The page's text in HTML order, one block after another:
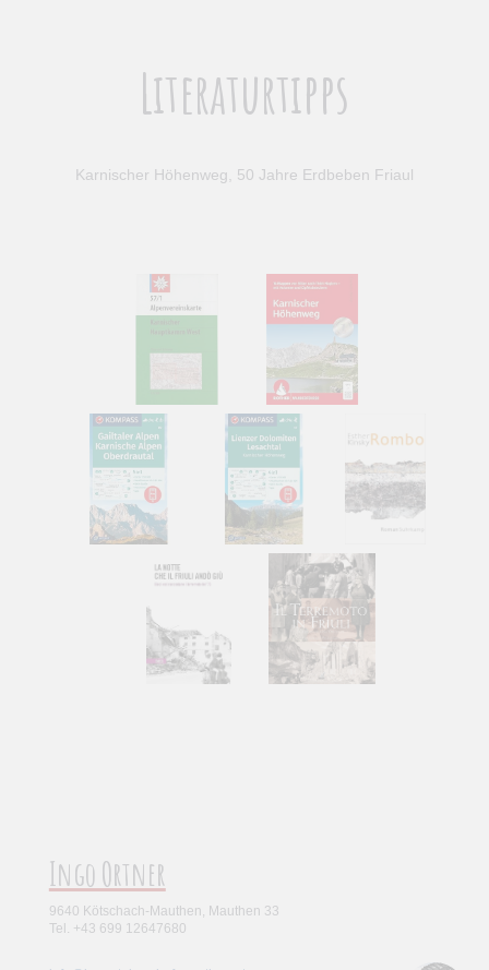
Literaturtipps
Karnischer Höhenweg, 50 Jahre Erdbeben Friaul
Ingo Ortner
9640 Kötschach-Mauthen, Mauthen 33
Tel. +43 699 12647680